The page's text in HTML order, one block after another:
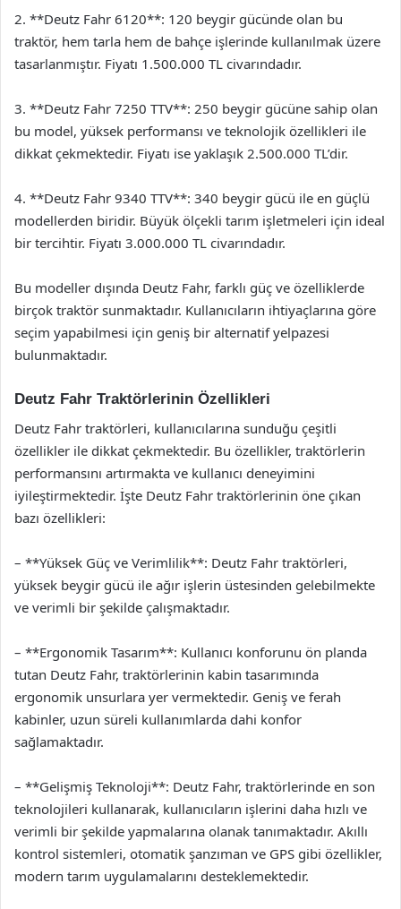
2. **Deutz Fahr 6120**: 120 beygir gücünde olan bu
traktör, hem tarla hem de bahçe işlerinde kullanılmak üzere
tasarlanmıştır. Fiyatı 1.500.000 TL civarındadır.
3. **Deutz Fahr 7250 TTV**: 250 beygir gücüne sahip olan
bu model, yüksek performansı ve teknolojik özellikleri ile
dikkat çekmektedir. Fiyatı ise yaklaşık 2.500.000 TL’dir.
4. **Deutz Fahr 9340 TTV**: 340 beygir gücü ile en güçlü
modellerden biridir. Büyük ölçekli tarım işletmeleri için ideal
bir tercihtir. Fiyatı 3.000.000 TL civarındadır.
Bu modeller dışında Deutz Fahr, farklı güç ve özelliklerde
birçok traktör sunmaktadır. Kullanıcıların ihtiyaçlarına göre
seçim yapabilmesi için geniş bir alternatif yelpazesi
bulunmaktadır.
Deutz Fahr Traktörlerinin Özellikleri
Deutz Fahr traktörleri, kullanıcılarına sunduğu çeşitli
özellikler ile dikkat çekmektedir. Bu özellikler, traktörlerin
performansını artırmakta ve kullanıcı deneyimini
iyileştirmektedir. İşte Deutz Fahr traktörlerinin öne çıkan
bazı özellikleri:
– **Yüksek Güç ve Verimlilik**: Deutz Fahr traktörleri,
yüksek beygir gücü ile ağır işlerin üstesinden gelebilmekte
ve verimli bir şekilde çalışmaktadır.
– **Ergonomik Tasarım**: Kullanıcı konforunu ön planda
tutan Deutz Fahr, traktörlerinin kabin tasarımında
ergonomik unsurlara yer vermektedir. Geniş ve ferah
kabinler, uzun süreli kullanımlarda dahi konfor
sağlamaktadır.
– **Gelişmiş Teknoloji**: Deutz Fahr, traktörlerinde en son
teknolojileri kullanarak, kullanıcıların işlerini daha hızlı ve
verimli bir şekilde yapmalarına olanak tanımaktadır. Akıllı
kontrol sistemleri, otomatik şanzıman ve GPS gibi özellikler,
modern tarım uygulamalarını desteklemektedir.